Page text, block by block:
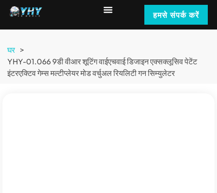
हमसे संपर्क करें
घर >
YHY-01.066 9डी वीआर शूटिंग वाईएचवाई डिजाइन एक्सक्लूसिव पेटेंट
इंटरएक्टिव गेम्स मल्टीप्लेयर मोड वर्चुअल रियलिटी गन सिम्युलेटर